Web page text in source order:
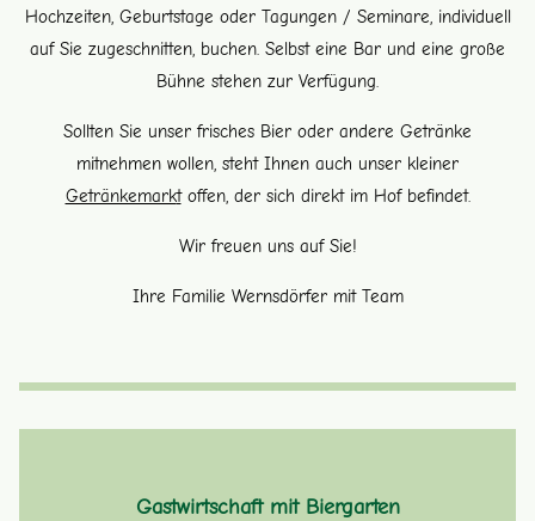
Hochzeiten, Geburtstage oder Tagungen / Seminare, individuell
auf Sie zugeschnitten, buchen. Selbst eine Bar und eine große
Bühne stehen zur Verfügung.
Sollten Sie unser frisches Bier oder andere Getränke
mitnehmen wollen, steht Ihnen auch unser kleiner
Getränkemarktoffen, der sich direkt im Hof befindet.
Wir freuen uns auf Sie!
Ihre Familie Wernsdörfer mit Team
Gastwirtschaft mit Biergarten